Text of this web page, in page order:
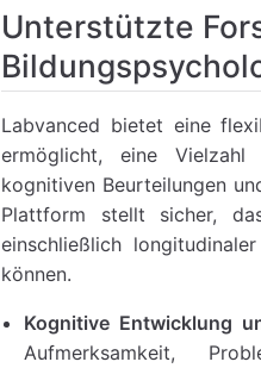
Unterstützte
Labvanced bietet eine
ermöglicht, eine Vielzahl
kognitiven Beurteilungen
Plattform stellt sicher,
einschließlich
können.
Kognitive Entwicklung
Aufmerksamkeit,